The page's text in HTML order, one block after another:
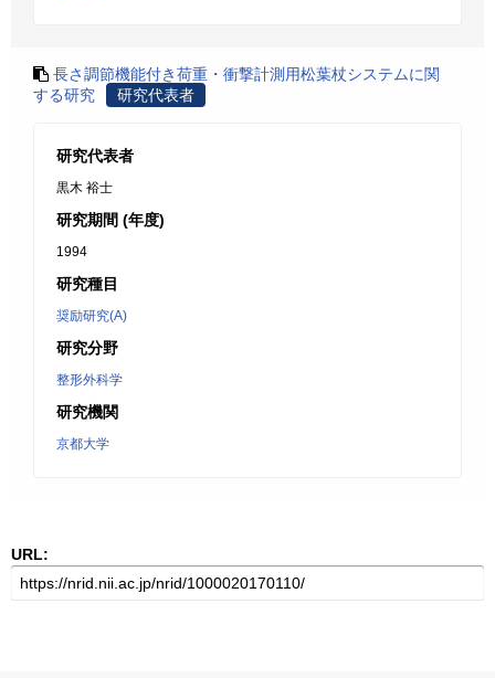
長さ調節機能付き荷重・衝撃計測用松葉杖システムに関
する研究
研究代表者
研究代表者
黒木 裕士
研究期間 (年度)
1994
研究種目
奨励研究(A)
研究分野
整形外科学
研究機関
京都大学
URL: